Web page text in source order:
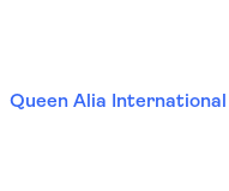
Queen Alia